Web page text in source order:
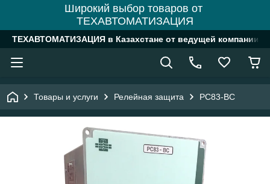
Широкий выбор товаров от
ТЕХАВТОМАТИЗАЦИЯ
ТЕХАВТОМАТИЗАЦИЯ в Казахстане от ведущей компании
Товары и услуги Релейная защита РС83-ВС